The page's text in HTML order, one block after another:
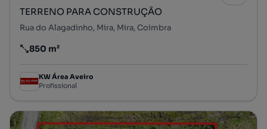
TERRENO PARA CONSTRUÇÃO
Rua do Alagadinho, Mira, Mira, Coimbra
Preço por metro quadrado
850 m²
KW Área Aveiro
Profissional